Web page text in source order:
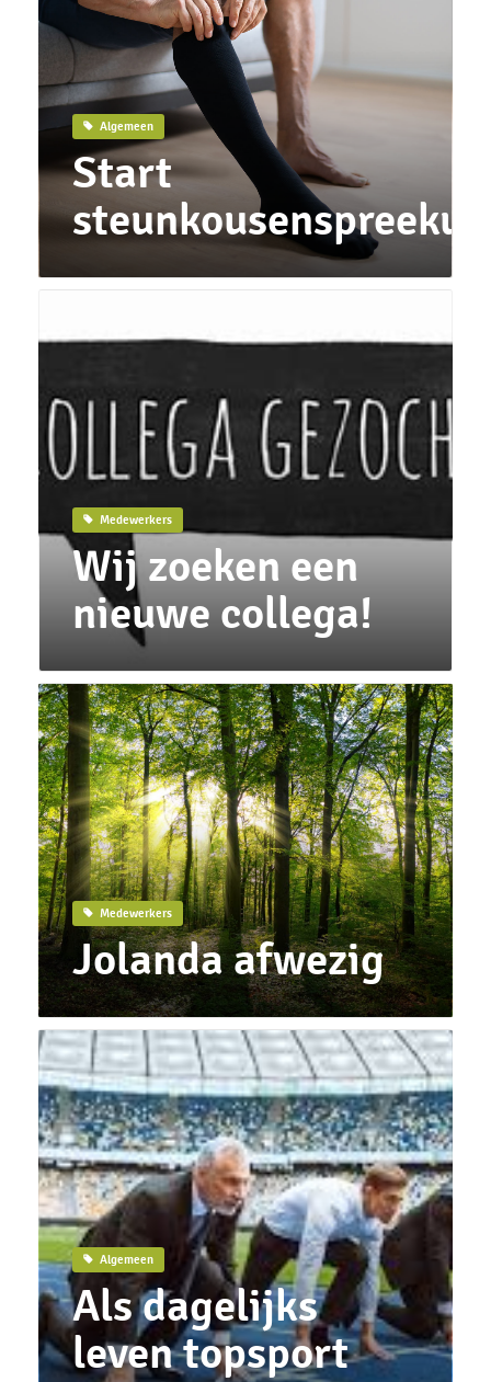
Algemeen
Start
Medewerkers
Wij zoeken een
nieuwe collega!
Medewerkers
Jolanda afwezig
Algemeen
Als dagelijks
leven topsport